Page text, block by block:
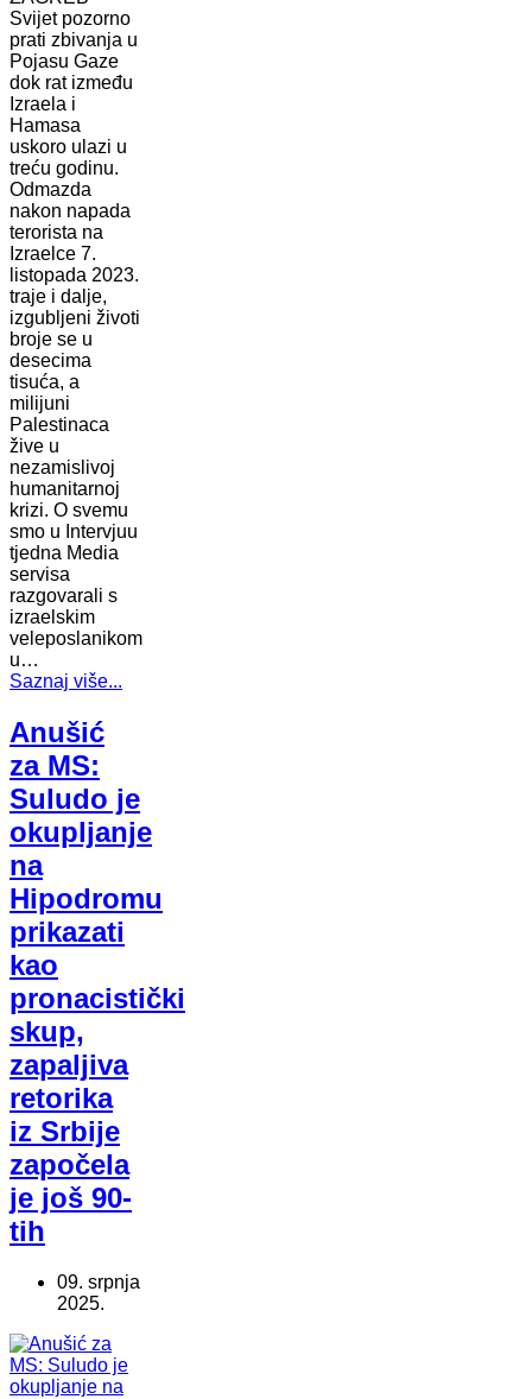
Svijet pozorno
prati zbivanja u
Pojasu Gaze
dok rat između
Izraela i
Hamasa
uskoro ulazi u
treću godinu.
Odmazda
nakon napada
terorista na
Izraelce 7.
listopada 2023.
traje i dalje,
izgubljeni životi
broje se u
desecima
tisuća, a
milijuni
Palestinaca
žive u
nezamislivoj
humanitarnoj
krizi. O svemu
smo u Intervjuu
tjedna Media
servisa
razgovarali s
izraelskim
veleposlanikom
u…
Saznaj više...
Anušić
za MS:
Suludo je
okupljanje
na
Hipodromu
prikazati
kao
pronacistički
skup,
zapaljiva
retorika
iz Srbije
započela
je još 90-
tih
09. srpnja
2025.